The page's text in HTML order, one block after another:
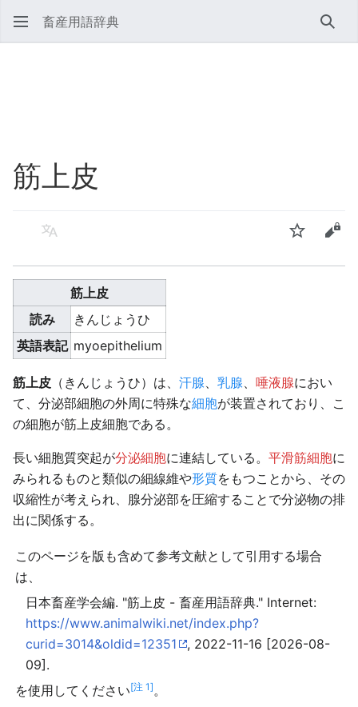
畜産用語辞典 検索
筋上皮
言語 ウォッチソ
筋上皮
読み
きんじょうひ
英語表記 myoepithelium
筋上皮 （きんじょうひ）は、 汗腺、 乳腺、 唾液腺におい
て、分泌部細胞の外周に特殊な細胞が装置されており、こ
の細胞が筋上皮細胞である。
長い細胞質突起が分泌細胞に連結している。 平滑筋細胞に
みられるものと類似の細線維や形質をもつことから、その
収縮性が考えられ、腺分泌部を圧縮することで分泌物の排
出に関係する。
このページを版も含めて参考文献として引用する場合
は、
日本畜産学会編. "筋上皮 - 畜産用語辞典." Internet:
https://www.animalwiki.net/index.php?
curid=3014&oldid=12351
, 2022-11-16 [2026-08-
09].
を使用してください[注 1]。